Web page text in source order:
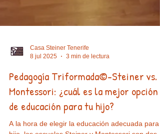
8 jul 2025
3 min de lectura
Pedagogía Triformada©-Steiner vs.
Montessori: ¿cuál es la mejor opción
de educación para tu hijo?